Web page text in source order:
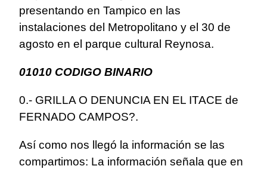
presentando en Tampico en las
instalaciones del Metropolitano y el 30 de
agosto en el parque cultural Reynosa.
01010 CODIGO BINARIO
0.- GRILLA O DENUNCIA EN EL ITACE de
FERNADO CAMPOS?.
Así como nos llegó la información se las
compartimos: La información señala que en